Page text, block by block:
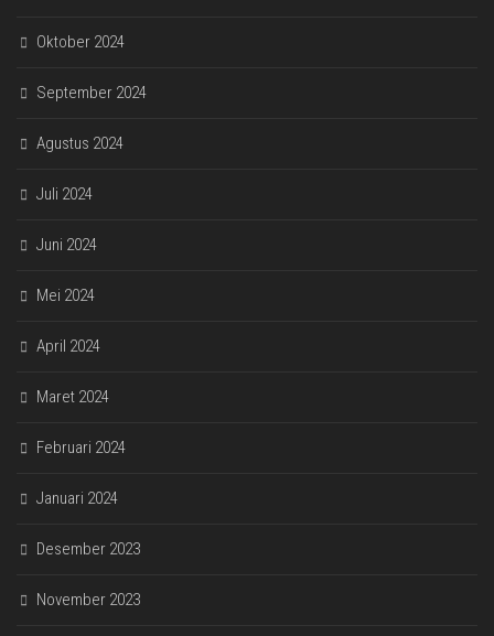
Oktober 2024
September 2024
Agustus 2024
Juli 2024
Juni 2024
Mei 2024
April 2024
Maret 2024
Februari 2024
Januari 2024
Desember 2023
November 2023